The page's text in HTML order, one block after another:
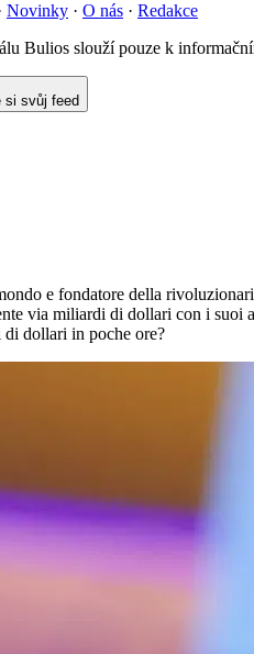
Novinky · O nás · Redakce
Bulios slouží pouze k
si svůj feed
e fondatore della
via miliardi di dollari con i suoi
dollari in poche ore?